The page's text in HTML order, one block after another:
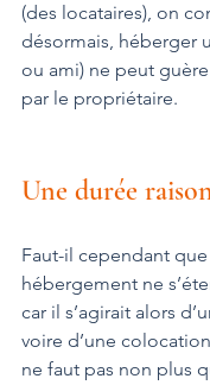
(des locataires), on
désormais, héberger
ou ami) ne peut
par le propriétaire.
Une durée
Faut-il cependant
hébergement ne
car il s’agirait alors
voire d’une
ne faut pas non plus